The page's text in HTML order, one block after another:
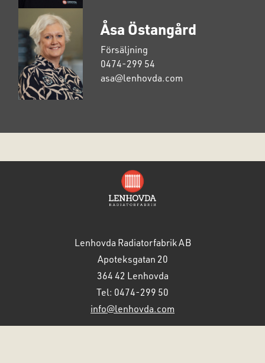
Åsa Östangård
Försäljning
0474-299 54
asa@lenhovda.com
Lenhovda Radiatorfabrik AB
Apoteksgatan 20
364 42 Lenhovda
Tel: 0474-299 50
info@lenhovda.com